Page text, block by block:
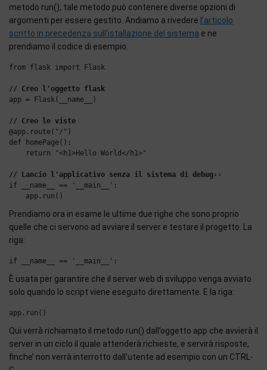
metodo run(), tale metodo può contenere diverse opzioni di
argomenti per essere gestito. Andiamo a rivedere l’articolo
scritto in precedenza sull’istallazione del sistema e ne
prendiamo il codice di esempio.
from flask import Flask
// Creo l'oggetto flask
app = Flask(__name__)
// Creo le viste
@app.route("/")
def homePage():
    return "<h1>Hello World</h1>"
// Lancio l'applicativo senza il sistema di debug‹›
if __name__ == '__main__':
Prendiamo ora in esame le ultime due righe che sono proprio
quelle che ci servono ad avviare il server e testare il progetto. La
riga:
È usata per garantire che il server web di sviluppo venga avviato
solo quando lo script viene eseguito direttamente. E la riga:
Qui verrà richiamato il metodo run() dall’oggetto app che avvierà il
server in un ciclo il quale attenderà richieste, e servirà risposte,
finche’ non verrà interrotto dall’utente ad esempio con un CTRL-